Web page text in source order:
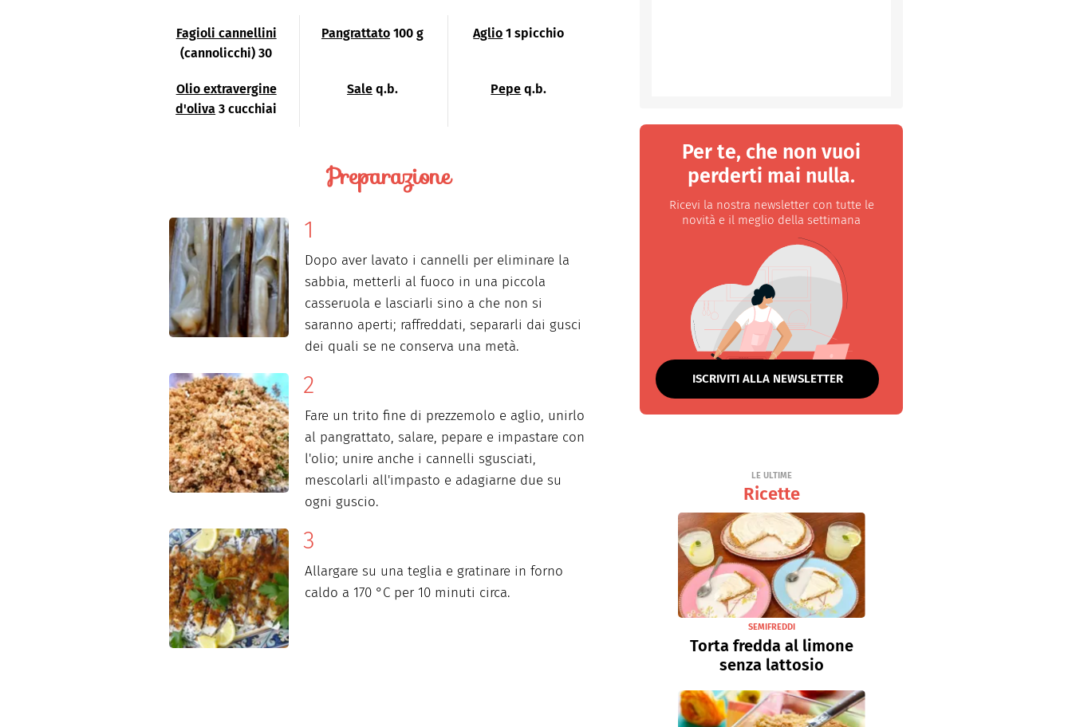
Fagioli cannellini
(cannolicchi) 30
Pangrattato 100 g Aglio 1 spicchio
Olio extravergine
d'oliva 3 cucchiai
Sale q.b. Pepe q.b.
Preparazione
Dopo aver lavato i cannelli per eliminare la
sabbia, metterli al fuoco in una piccola
casseruola e lasciarli sino a che non si
saranno aperti; raffreddati, separarli dai gusci
dei quali se ne conserva una metà.
Fare un trito fine di prezzemolo e aglio, unirlo
al pangrattato, salare, pepare e impastare con
l'olio; unire anche i cannelli sgusciati,
mescolarli all'impasto e adagiarne due su
ogni guscio.
Allargare su una teglia e gratinare in forno
caldo a 170 °C per 10 minuti circa.
Per te, che non vuoi
perderti mai nulla.
Ricevi la nostra newsletter con tutte le
novità e il meglio della settimana
ISCRIVITI ALLA NEWSLETTER
LE ULTIME
Ricette
SEMIFREDDI
Torta fredda al limone
senza lattosio